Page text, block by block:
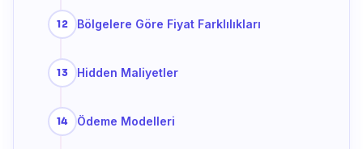
Bölgelere Göre Fiyat Farklılıkları
Hidden Maliyetler
Ödeme Modelleri